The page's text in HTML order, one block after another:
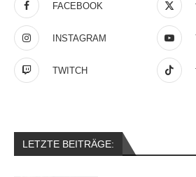
FACEBOOK
INSTAGRAM
TWITCH
LETZTE BEITRÄGE: